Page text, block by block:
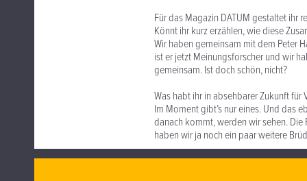
Für das Magazin DATUM gestaltet ihr
Könnt ihr kurz erzählen, wie diese
Wir haben gemeinsam mit dem Peter
ist er jetzt Meinungsforscher und wir
gemeinsam. Ist doch schön, nicht?
Was habt ihr in absehbarer Zukunft für
Im Moment gibt’s nur eines. Und das
danach kommt, werden wir sehen.
haben wir ja noch ein paar weitere